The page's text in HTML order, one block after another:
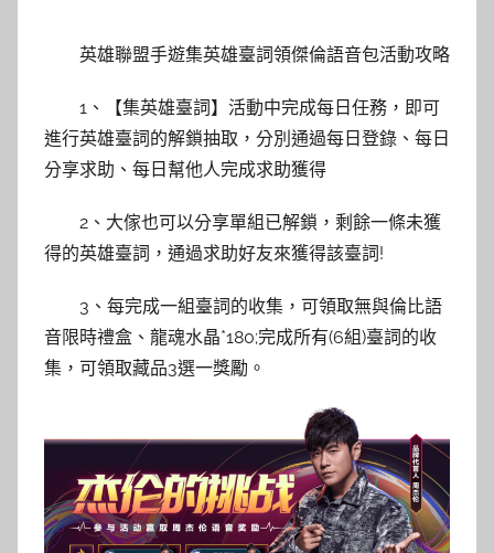
英雄聯盟手遊集英雄臺詞領傑倫語音包活動攻略
1、【集英雄臺詞】活動中完成每日任務，即可
進行英雄臺詞的解鎖抽取，分別通過每日登錄、每日
分享求助、每日幫他人完成求助獲得
2、大傢也可以分享單組已解鎖，剩餘一條未獲
得的英雄臺詞，通過求助好友來獲得該臺詞!
3、每完成一組臺詞的收集，可領取無與倫比語
音限時禮盒、龍魂水晶*180;完成所有(6組)臺詞的收
集，可領取藏品3選一獎勵。